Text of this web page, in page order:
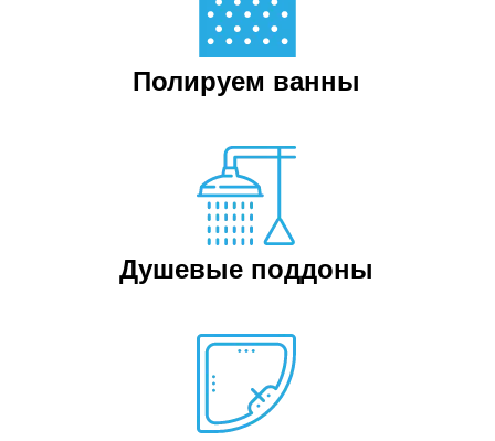
Полируем ванны
Душевые поддоны